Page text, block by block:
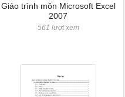
Giáo trình môn Microsoft Excel
2007
561 lượt xem